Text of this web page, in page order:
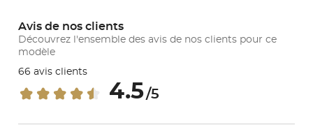
Avis de nos clients
Découvrez l'ensemble des avis de nos clients pour ce
modèle
66 avis clients
4.5/5